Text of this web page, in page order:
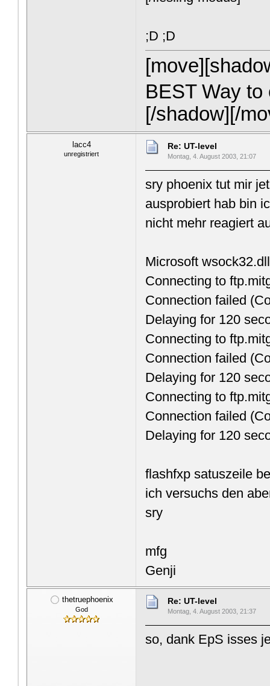
;D ;D
BEST Way
[/shadow][/
lacc4
unregistriert
Re: UT-level
Montag, 4. August 2003, 21:07
sry phoenix tut mir
ausprobiert hab bin
nicht mehr reagiert
Microsoft
Connecting to
Connection failed
Delaying for 120
Connecting to
Connection failed
Delaying for 120
Connecting to
Connection failed
Delaying for 120
flashfxp satuszeile
ich versuchs den
sry
mfg
Genji
thetruephoenix
God
Re: UT-level
Montag, 4. August 2003, 21:37
so, dank EpS isses